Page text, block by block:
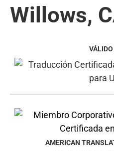
Willows,
AMERICAN